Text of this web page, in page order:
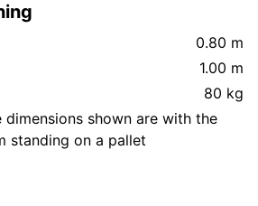
0.80 m
1.00 m
80 kg
dimensions shown are with the
standing on a pallet